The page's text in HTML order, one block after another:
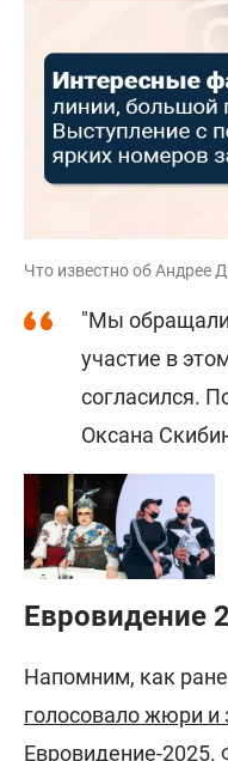
Что известно об Андрее
"Мы
участие в
согласился.
Оксана
Евровидение
Напомним, как
голосовало жюри и
Евровидение-2025.